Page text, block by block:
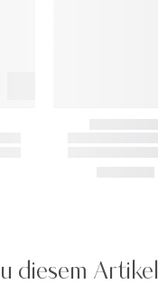
diesem Artikel